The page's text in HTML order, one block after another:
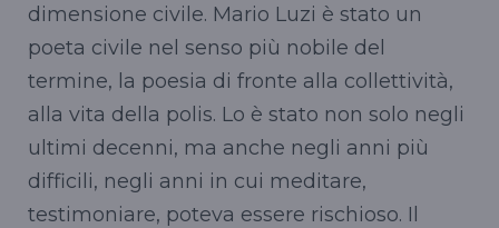
dimensione civile. Mario Luzi è stato un
poeta civile nel senso più nobile del
termine, la poesia di fronte alla collettività,
alla vita della polis. Lo è stato non solo negli
ultimi decenni, ma anche negli anni più
difficili, negli anni in cui meditare,
testimoniare, poteva essere rischioso. Il